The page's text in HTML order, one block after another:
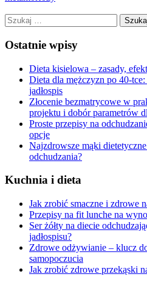
Szukaj:
Ostatnie wpisy
Dieta kisielowa – zasady,
Dieta dla mężczyzn po 40-
jadłospis
Złocenie bezmatrycowe w
projektu i dobór parametrów
Proste przepisy na
opcje
Najzdrowsze mąki
odchudzania?
Kuchnia i dieta
Jak zrobić smaczne i zdrowe
Przepisy na fit lunche na
Ser żółty na diecie
jadłospisu?
Zdrowe odżywianie – klucz
samopoczucia
Jak zrobić zdrowe przekąski